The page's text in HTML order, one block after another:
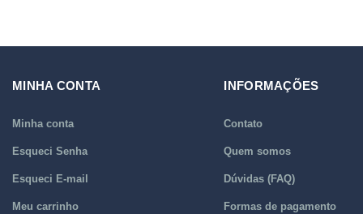
MINHA CONTA
Minha conta
Esqueci Senha
Esqueci E-mail
Meu carrinho
INFORMAÇÕES
Contato
Quem somos
Dúvidas (FAQ)
Formas de pagamento